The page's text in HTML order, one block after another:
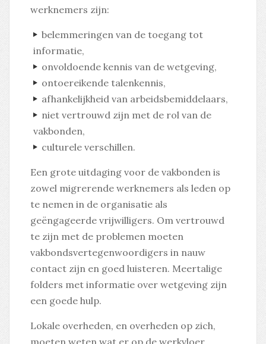
werknemers zijn:
belemmeringen van de toegang tot
informatie,
onvoldoende kennis van de wetgeving,
ontoereikende talenkennis,
afhankelijkheid van arbeidsbemiddelaars,
niet vertrouwd zijn met de rol van de
vakbonden,
culturele verschillen.
Een grote uitdaging voor de vakbonden is
zowel migrerende werknemers als leden op
te nemen in de organisatie als
geëngageerde vrijwilligers. Om vertrouwd
te zijn met de problemen moeten
vakbondsvertegenwoordigers in nauw
contact zijn en goed luisteren. Meertalige
folders met informatie over wetgeving zijn
een goede hulp.
Lokale overheden, en overheden op zich,
moeten weten wat er op de werkvloer